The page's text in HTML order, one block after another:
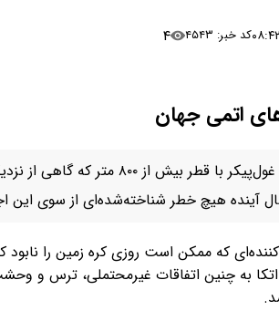
کد خبر: ۴۵۴۳ ۴
اتمی جهان
تا به امروز بیش از ۹۰ درصد سیارک‌های
آینده هیچ خطر شناخته‌شده‌ای از سوی این
که ممکن است روزی کره زمین را
به چنین اتفاقات غیرمحتملی، ترس و وحشت